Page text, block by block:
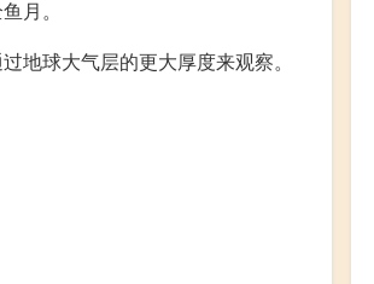
月。
地球大气层的更大厚度来观察。